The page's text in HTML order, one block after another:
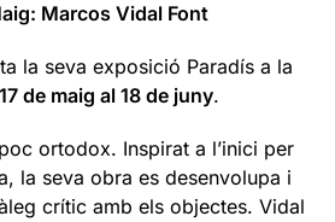
Marcos Vidal Font
la seva exposició Paradís a la
17 de maig al 18 de juny.
ortodox. Inspirat a l’inici per
la seva obra es desenvolupa i
crític amb els objectes. Vidal